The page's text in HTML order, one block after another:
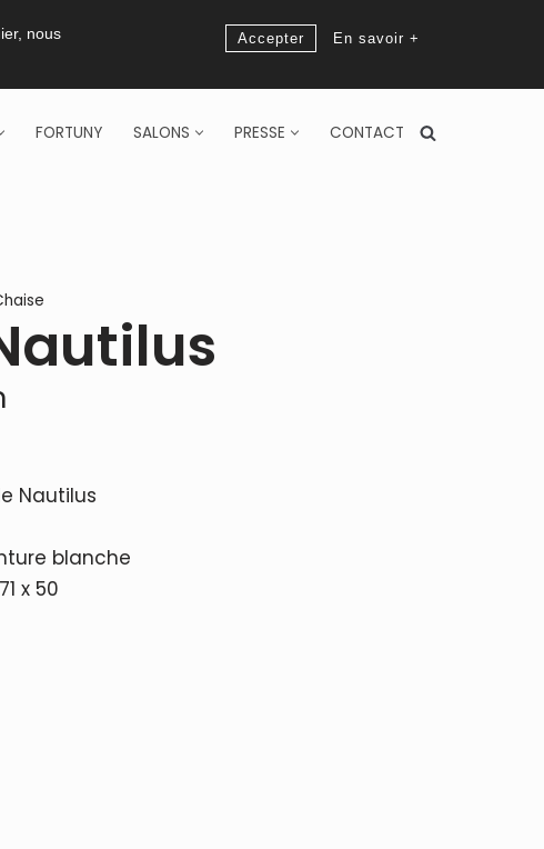
nous
Accepter En savoir +
FORTUNY SALONS PRESSE CONTACT
Nautilus
blanche
x 50